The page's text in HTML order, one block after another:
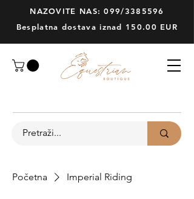
NAZOVITE NAS: 099/3385596
Besplatna dostava iznad 150.00 EUR
Početna Imperial Riding